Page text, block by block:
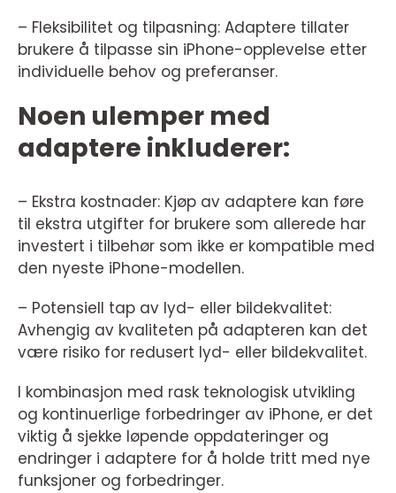
– Fleksibilitet og tilpasning: Adaptere tillater
brukere å tilpasse sin iPhone-opplevelse etter
individuelle behov og preferanser.
Noen ulemper med
adaptere inkluderer:
– Ekstra kostnader: Kjøp av adaptere kan føre
til ekstra utgifter for brukere som allerede har
investert i tilbehør som ikke er kompatible med
den nyeste iPhone-modellen.
– Potensiell tap av lyd- eller bildekvalitet:
Avhengig av kvaliteten på adapteren kan det
være risiko for redusert lyd- eller bildekvalitet.
I kombinasjon med rask teknologisk utvikling
og kontinuerlige forbedringer av iPhone, er det
viktig å sjekke løpende oppdateringer og
endringer i adaptere for å holde tritt med nye
funksjoner og forbedringer.